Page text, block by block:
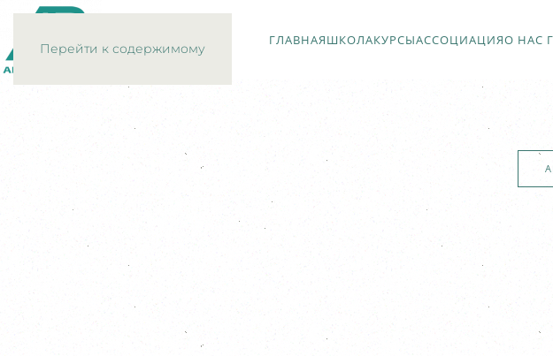
Перейти к содержимому
ГЛАВНАЯШКОЛАКУРСЫАССОЦИАЦИЯО НАС